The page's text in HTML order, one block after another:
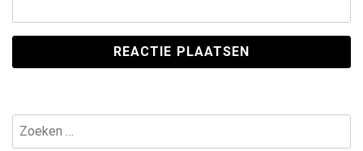
Zoeken
naar: